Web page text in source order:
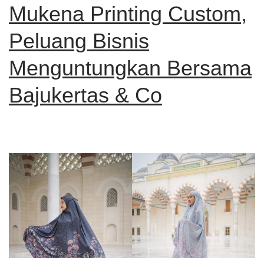
Mukena Printing Custom,
Peluang Bisnis
Menguntungkan Bersama
Bajukertas & Co